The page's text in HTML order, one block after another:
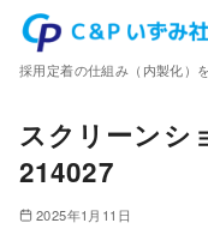
採用定着の仕組み（内製化）
スクリーンシ
214027
2025年1月11日